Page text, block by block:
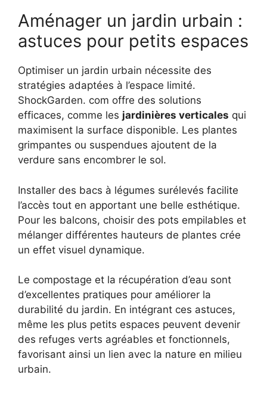
Aménager un jardin urbain :
astuces pour petits espaces
Optimiser un jardin urbain nécessite des
stratégies adaptées à l’espace limité.
ShockGarden. com offre des solutions
efficaces, comme les jardinières verticales qui
maximisent la surface disponible. Les plantes
grimpantes ou suspendues ajoutent de la
verdure sans encombrer le sol.
Installer des bacs à légumes surélevés facilite
l’accès tout en apportant une belle esthétique.
Pour les balcons, choisir des pots empilables et
mélanger différentes hauteurs de plantes crée
un effet visuel dynamique.
Le compostage et la récupération d’eau sont
d’excellentes pratiques pour améliorer la
durabilité du jardin. En intégrant ces astuces,
même les plus petits espaces peuvent devenir
des refuges verts agréables et fonctionnels,
favorisant ainsi un lien avec la nature en milieu
urbain.